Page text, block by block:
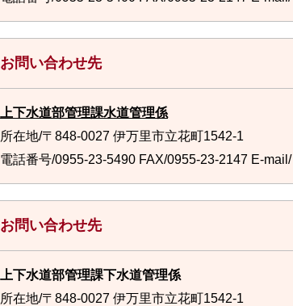
お問い合わせ先
上下水道部管理課水道管理係
所在地/〒848-0027 伊万里市立花町1542-1
電話番号/0955-23-5490 FAX/0955-23-2147 E-mail/
お問い合わせ先
上下水道部管理課下水道管理係
所在地/〒848-0027 伊万里市立花町1542-1